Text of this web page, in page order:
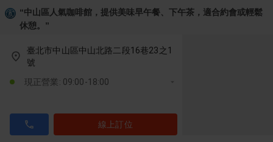
“中山區人氣咖啡館，提供美味早午餐、下午茶，適合約會或輕鬆
休憩。 ”
臺北市中山區中山北路二段16巷23之1
號
現正營業: 09:00-18:00
線上訂位